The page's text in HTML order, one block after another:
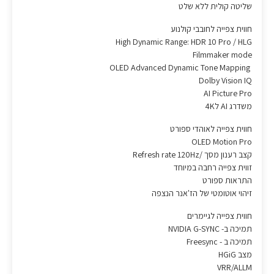
שליטה קולית ללא שלט
חווית צפייה לחובבי קולנוע
High Dynamic Range: HDR 10 Pro / HLG
Filmmaker mode
Dolby Vision IQ
AI Picture Pro
משדרג AI ל4K
חווית צפייה לאוהדי ספורט
OLED Motion Pro
קצב רענון מסך /Refresh rate 120Hz
זווית צפייה רחבה במיוחד
התראות ספורט
זיהוי אוטומטי של הז'אנר הנצפה
חווית צפייה לגיימרים
תמיכה ב- NVIDIA G-SYNC
תמיכה ב - Freesync
מצב HGiG
VRR/ALLM